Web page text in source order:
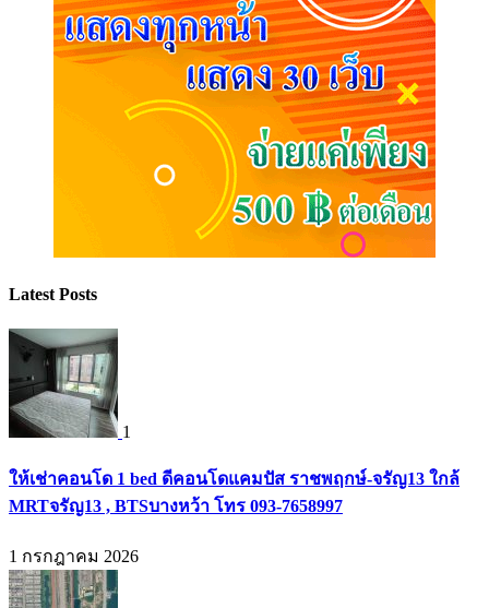
Latest Posts
1
ให้เช่าคอนโด 1 bed ดีคอนโดแคมปัส ราชพฤกษ์-จรัญ13 ใกล้
MRTจรัญ13 , BTSบางหว้า โทร 093-7658997
1 กรกฎาคม 2026